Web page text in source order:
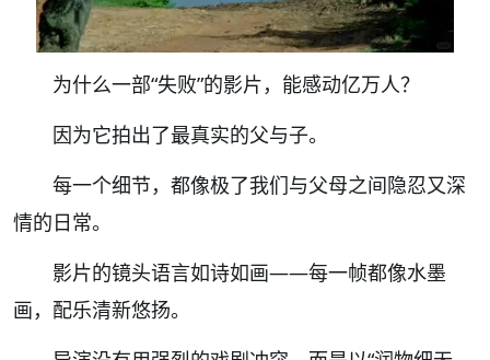
为什么一部“失败”的影片，能感动亿万人？
因为它拍出了最真实的父与子。
每一个细节，都像极了我们与父母之间隐忍又深
情的日常。
影片的镜头语言如诗如画——每一帧都像水墨
画，配乐清新悠扬。